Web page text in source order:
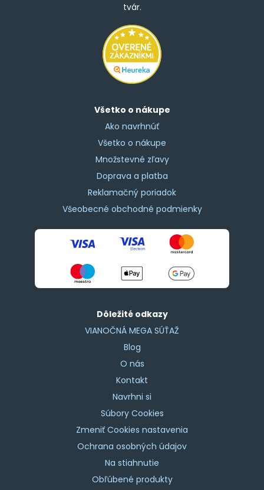
tvár.
Všetko o nákupe
Ako navrhnúť
Všetko o nákupe
Množstevné zľavy
Doprava a platba
Reklamačný poriadok
Všeobecné obchodné podmienky
Dôležité odkazy
VIANOČNÁ MEGA SÚŤAŽ
Blog
O nás
Kontakt
Navrhni si
Súbory Cookies
Zmeniť Cookies nastavenia
Ochrana osobných údajov
Na stiahnutie
Obľúbené produkty